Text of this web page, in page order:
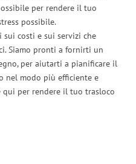
per rendere il tuo
possibile.
costi e sui servizi che
Siamo pronti a fornirti un
per aiutarti a pianificare il
nel modo più efficiente e
qui per rendere il tuo trasloco